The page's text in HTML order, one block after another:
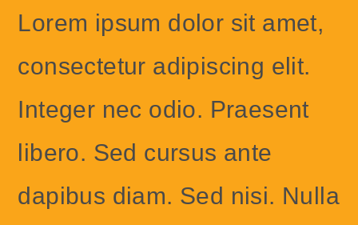
Lorem ipsum dolor sit amet,
consectetur adipiscing elit.
Integer nec odio. Praesent
libero. Sed cursus ante
dapibus diam. Sed nisi. Nulla